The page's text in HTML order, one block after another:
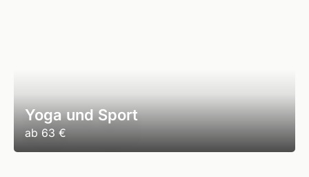
Yoga und Sport
ab 63 €